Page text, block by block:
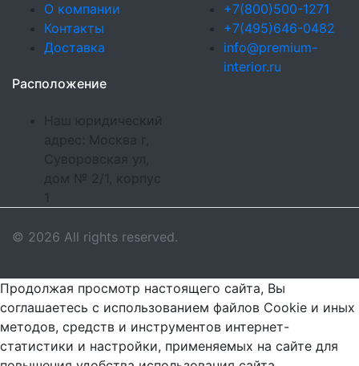
О компании
Контакты
Доставка
+7(800)500-1271
+7(495)646-0482
info@premium-
interior.ru
Расположение
Наш юридический
адрес: Москва г,
Суворовская ул,
дом № 2/1, корпус
© 2026 All rights reserved.
Продолжая просмотр настоящего сайта, Вы
соглашаетесь с использованием файлов Cookie и иных
методов, средств и инструментов интернет-
статистики и настройки, применяемых на сайте для